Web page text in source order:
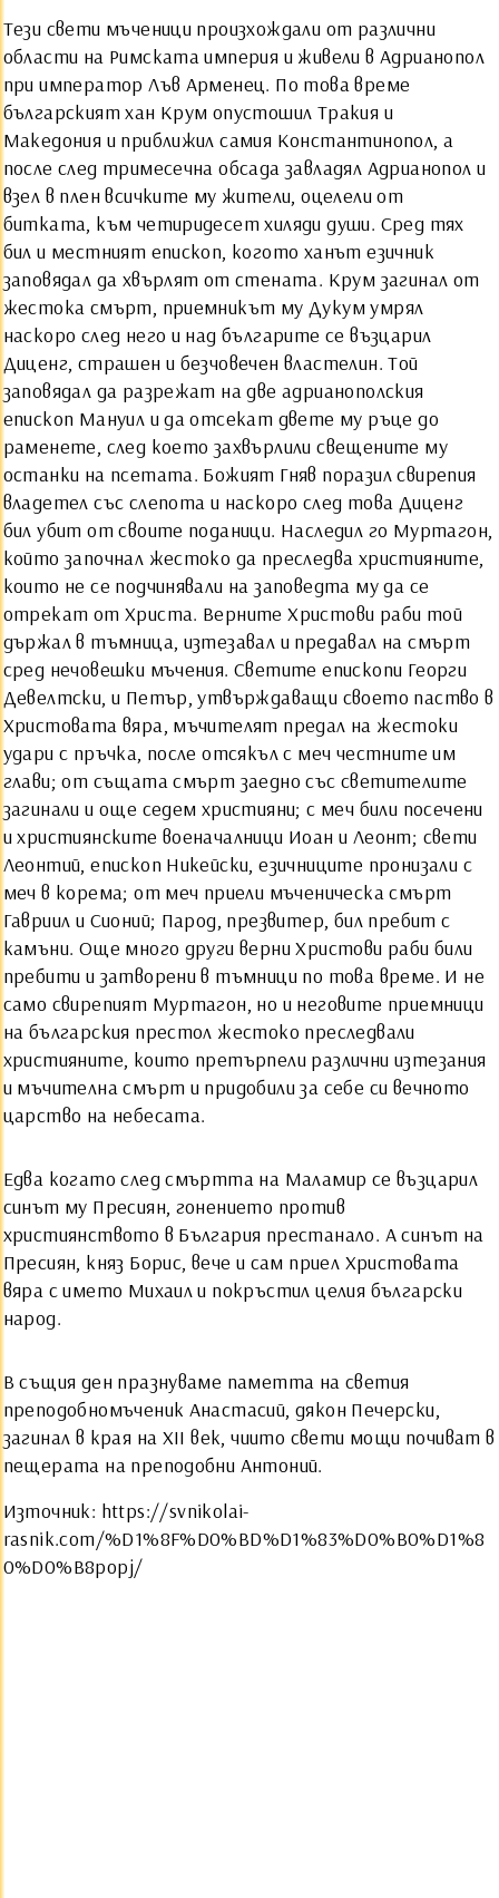
Тези свети мъченици произхождали от различни
области на Римската империя и живели в Адрианопол
при император Лъв Арменец. По това време
българският хан Крум опустошил Тракия и
Македония и приближил самия Константинопол, а
после след тримесечна обсада завладял Адрианопол и
взел в плен всичките му жители, оцелели от
битката, към четиридесет хиляди души. Сред тях
бил и местният епископ, когото ханът езичник
заповядал да хвърлят от стената. Крум загинал от
жестока смърт, приемникът му Дукум умрял
наскоро след него и над българите се възцарил
Диценг, страшен и безчовечен властелин. Той
заповядал да разрежат на две адрианополския
епископ Мануил и да отсекат двете му ръце до
раменете, след което захвърлили свещените му
останки на псетата. Божият Гняв поразил свирепия
владетел със слепота и наскоро след това Диценг
бил убит от своите поданици. Наследил го Муртагон,
който започнал жестоко да преследва християните,
които не се подчинявали на заповедта му да се
отрекат от Христа. Верните Христови раби той
държал в тъмница, изтезавал и предавал на смърт
сред нечовешки мъчения. Светите епископи Георги
Девелтски, и Петър, утвърждаващи своето паство в
Христовата вяра, мъчителят предал на жестоки
удари с пръчка, после отсякъл с меч честните им
глави; от същата смърт заедно със светителите
загинали и още седем християни; с меч били посечени
и християнските военачалници Иоан и Леонт; свети
Леонтий, епископ Никейски, езичниците пронизали с
меч в корема; от меч приели мъченическа смърт
Гавриил и Сионий; Парод, презвитер, бил пребит с
камъни. Още много други верни Христови раби били
пребити и затворени в тъмници по това време. И не
само свирепият Муртагон, но и неговите приемници
на българския престол жестоко преследвали
християните, които претърпели различни изтезания
и мъчителна смърт и придобили за себе си вечното
царство на небесата.
Едва когато след смъртта на Маламир се възцарил
синът му Пресиян, гонението против
християнството в България престанало. А синът на
Пресиян, княз Борис, вече и сам приел Христовата
вяра с името Михаил и покръстил целия български
народ.
В същия ден празнуваме паметта на светия
преподобномъченик Анастасий, дякон Печерски,
загинал в края на ХII век, чиито свети мощи почиват в
пещерата на преподобни Антоний.
Източник: https://svnikolai-
rasnik.com/%D1%8F%D0%BD%D1%83%D0%B0%D1%8
0%D0%B8popj/